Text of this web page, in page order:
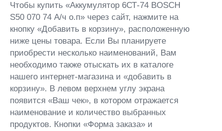
Чтобы купить «Аккумулятор 6СТ-74 BOSCH
S50 070 74 А/ч о.п» через сайт, нажмите на
кнопку «Добавить в корзину», расположенную
ниже цены товара. Если Вы планируете
приобрести несколько наименований, Вам
необходимо также отыскать их в каталоге
нашего интернет-магазина и «добавить в
корзину». В левом верхнем углу экрана
появится «Ваш чек», в котором отражается
наименование и количество выбранных
продуктов. Кнопки «Форма заказа» и